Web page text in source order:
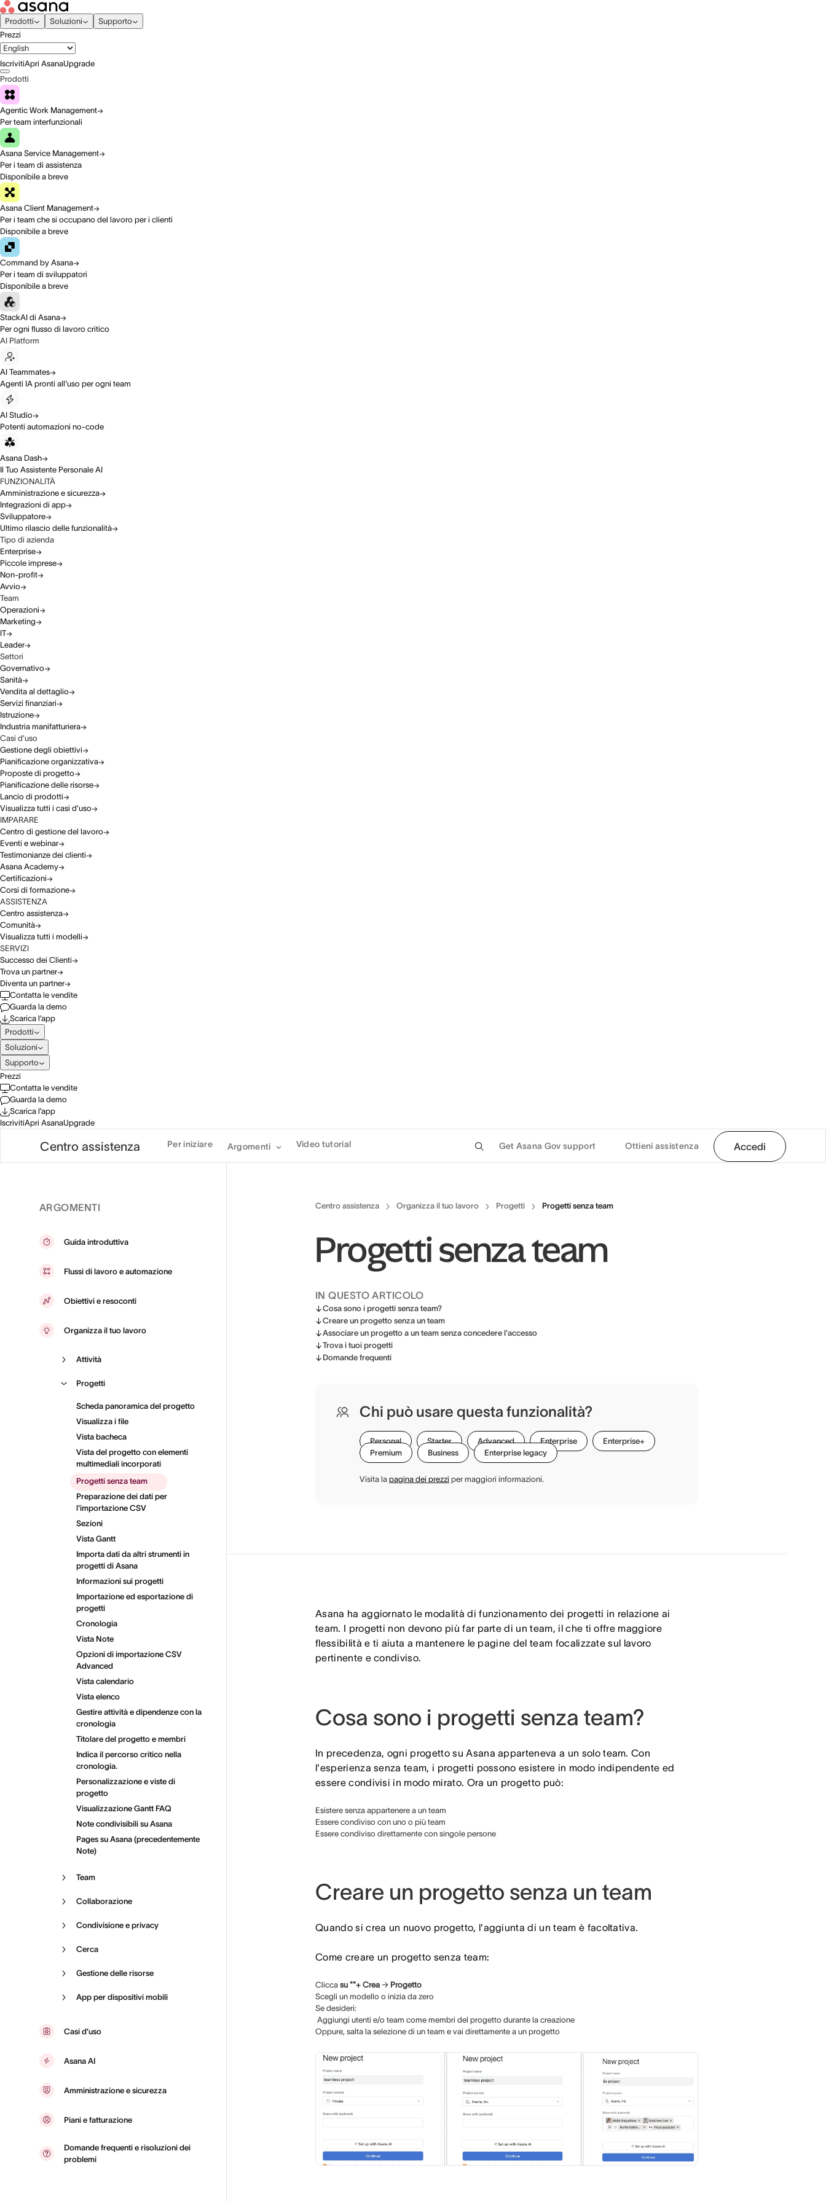
Prodotti Soluzioni
Supporto
Prezzi
IscrivitiApri AsanaUpgrade
Prodotti
Agentic Work Management
Per team interfunzionali
Asana Service Management
Per i team di assistenza
Disponibile a breve
Asana Client Management
Per i team che si occupano del lavoro per i clienti
Disponibile a breve
Command by Asana
Per i team di sviluppatori
Disponibile a breve
StackAI di Asana
Per ogni flusso di lavoro critico
AI Platform
AI Teammates
Agenti IA pronti all'uso per ogni team
AI Studio
Potenti automazioni no-code
Asana Dash
Il Tuo Assistente Personale AI
FUNZIONALITÀ
Amministrazione e sicurezza
Integrazioni di app
Sviluppatore
Ultimo rilascio delle funzionalità
Tipo di azienda
Enterprise
Piccole imprese
Non-profit
Avvio
Team
Operazioni
Marketing
IT
Leader
Settori
Governativo
Sanità
Vendita al dettaglio
Servizi finanziari
Istruzione
Industria manifatturiera
Casi d’uso
Gestione degli obiettivi
Pianificazione organizzativa
Proposte di progetto
Pianificazione delle risorse
Lancio di prodotti
Visualizza tutti i casi d’uso
IMPARARE
Centro di gestione del lavoro
Eventi e webinar
Testimonianze dei clienti
Asana Academy
Certificazioni
Corsi di formazione
ASSISTENZA
Centro assistenza
Comunità
Visualizza tutti i modelli
SERVIZI
Successo dei Clienti
Trova un partner
Diventa un partner
Contatta le vendite
Guarda la demo
Scarica l’app
Prodotti
Soluzioni
Supporto
Prezzi
Contatta le vendite
Guarda la demo
Scarica l’app
IscrivitiApri AsanaUpgrade
Centro assistenza Per iniziare Argomenti Video tutorial Get Asana Gov support Ottieni assistenza Accedi
ARGOMENTI
Guida introduttiva
Flussi di lavoro e automazione
Obiettivi e resoconti
Organizza il tuo lavoro
Attività
Progetti
Scheda panoramica del progetto
Visualizza i file
Vista bacheca
Vista del progetto con elementi
multimediali incorporati
Progetti senza team
Preparazione dei dati per
l'importazione CSV
Sezioni
Vista Gantt
Importa dati da altri strumenti in
progetti di Asana
Informazioni sui progetti
Importazione ed esportazione di
progetti
Cronologia
Vista Note
Opzioni di importazione CSV
Advanced
Vista calendario
Vista elenco
Gestire attività e dipendenze con la
cronologia
Titolare del progetto e membri
Indica il percorso critico nella
cronologia.
Personalizzazione e viste di
progetto
Visualizzazione Gantt FAQ
Note condivisibili su Asana
Pages su Asana (precedentemente
Note)
Team
Collaborazione
Condivisione e privacy
Cerca
Gestione delle risorse
App per dispositivi mobili
Casi d’uso
Asana AI
Amministrazione e sicurezza
Piani e fatturazione
Domande frequenti e risoluzioni dei
problemi
Centro assistenza Organizza il tuo lavoro Progetti Progetti senza team
Progetti senza team
IN QUESTO ARTICOLO
Cosa sono i progetti senza team?
Creare un progetto senza un team
Associare un progetto a un team senza concedere l'accesso
Trova i tuoi progetti
Domande frequenti
Chi può usare questa funzionalità?
Personal Starter Advanced Enterprise
Enterprise+
Premium
Business Enterprise legacy
Visita la pagina dei prezzi per maggiori informazioni.
Asana ha aggiornato le modalità di funzionamento dei progetti in relazione ai
team. I progetti non devono più far parte di un team, il che ti offre maggiore
flessibilità e ti aiuta a mantenere le pagine del team focalizzate sul lavoro
pertinente e condiviso.
Cosa sono i progetti senza team?
In precedenza, ogni progetto su Asana apparteneva a un solo team. Con
l'esperienza senza team, i progetti possono esistere in modo indipendente ed
essere condivisi in modo mirato. Ora un progetto può:
Esistere senza appartenere a un team
Essere condiviso con uno o più team
Essere condiviso direttamente con singole persone
Creare un progetto senza un team
Quando si crea un nuovo progetto, l'aggiunta di un team è facoltativa.
Come creare un progetto senza team:
Clicca su **+ Crea → Progetto
Scegli un modello o inizia da zero
Se desideri:
Aggiungi utenti e/o team come membri del progetto durante la creazione
Oppure, salta la selezione di un team e vai direttamente a un progetto